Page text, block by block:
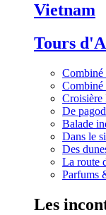
Vietnam
Tours
Combiné
Croisière
De
Balade
Dans le
Des
La route
Parfums
Les